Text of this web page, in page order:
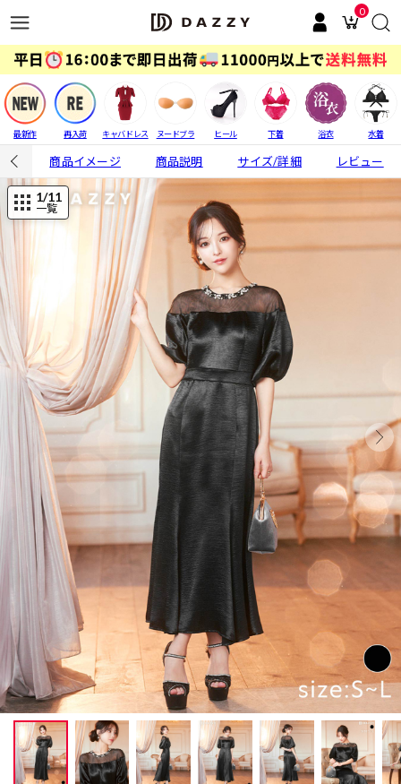
0
最新作 再入荷 キャバドレス ヌードブラ ヒール 下着 浴衣 水着
商品イメージ 商品説明 サイズ/詳細 レビュー
1/11
一覧